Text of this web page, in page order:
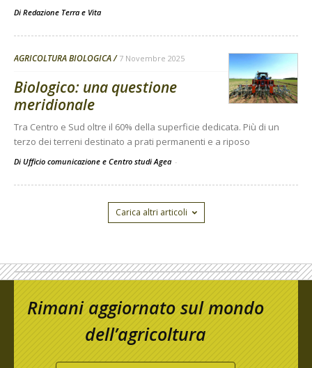
Di Redazione Terra e Vita
AGRICOLTURA BIOLOGICA 7 Novembre 2025
Biologico: una questione
meridionale
Tra Centro e Sud oltre il 60% della superficie dedicata. Più di un
terzo dei terreni destinato a prati permanenti e a riposo
Di Ufficio comunicazione e Centro studi Agea -
Carica altri articoli
Rimani aggiornato sul mondo
dell’agricoltura